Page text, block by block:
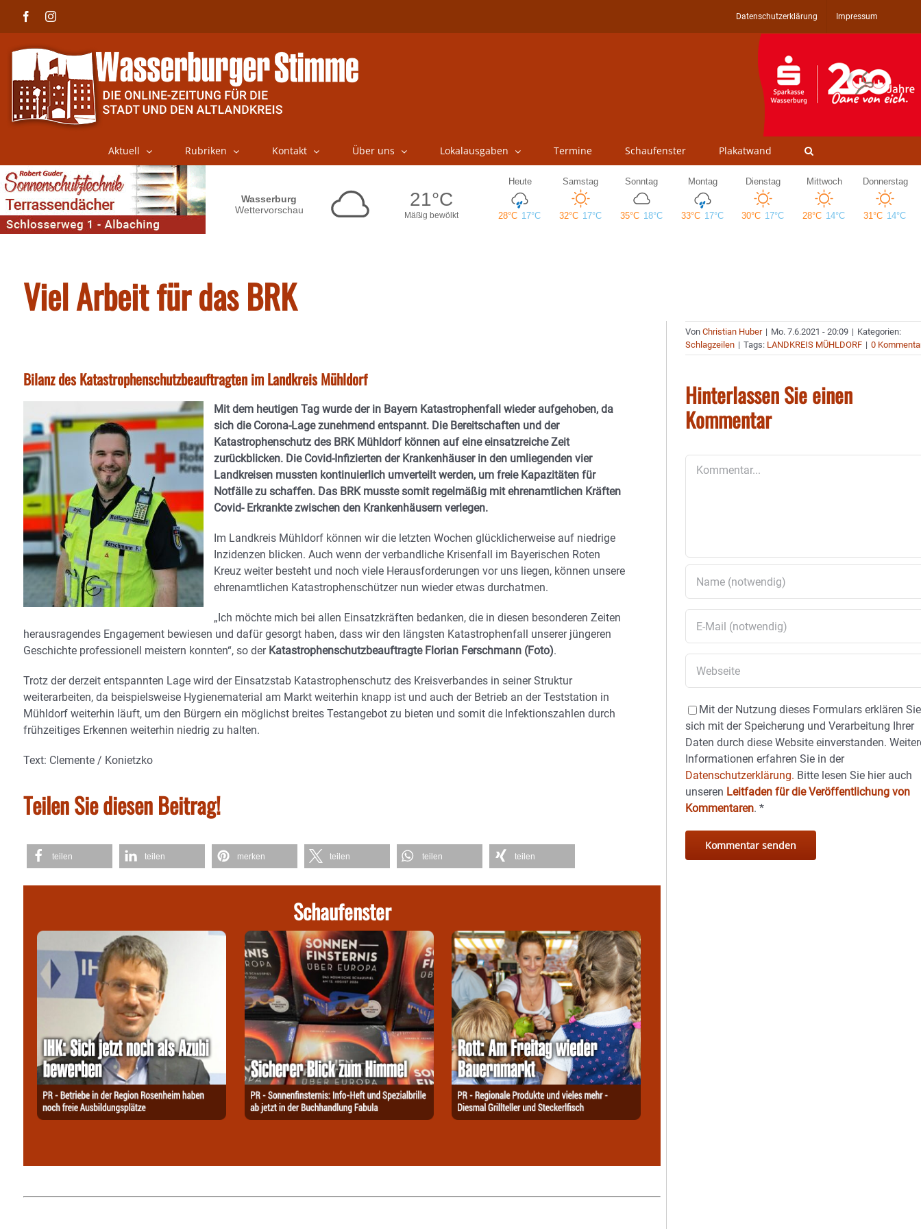
FacebookInstagram Datenschutzerklärung Impressum
Aktuell Rubriken Kontakt Über uns Lokalausgaben Termine Schaufenster Plakatwand
Viel Arbeit für das BRK
Bilanz des Katastrophenschutzbeauftragten im Landkreis Mühldorf
Mit dem heutigen Tag wurde der in Bayern Katastrophenfall wieder aufgehoben, da
sich die Corona-Lage zunehmend entspannt. Die Bereitschaften und der
Katastrophenschutz des BRK Mühldorf können auf eine einsatzreiche Zeit
zurückblicken. Die Covid-Infizierten der Krankenhäuser in den umliegenden vier
Landkreisen mussten kontinuierlich umverteilt werden, um freie Kapazitäten für
Notfälle zu schaffen. Das BRK musste somit regelmäßig mit ehrenamtlichen Kräften
Covid- Erkrankte zwischen den Krankenhäusern verlegen.
Im Landkreis Mühldorf können wir die letzten Wochen glücklicherweise auf niedrige
Inzidenzen blicken. Auch wenn der verbandliche Krisenfall im Bayerischen Roten
Kreuz weiter besteht und noch viele Herausforderungen vor uns liegen, können unsere
ehrenamtlichen Katastrophenschützer nun wieder etwas durchatmen.
„Ich möchte mich bei allen Einsatzkräften bedanken, die in diesen besonderen Zeiten
herausragendes Engagement bewiesen und dafür gesorgt haben, dass wir den längsten Katastrophenfall unserer jüngeren
Geschichte professionell meistern konnten“, so der Katastrophenschutzbeauftragte Florian Ferschmann (Foto).
Trotz der derzeit entspannten Lage wird der Einsatzstab Katastrophenschutz des Kreisverbandes in seiner Struktur
weiterarbeiten, da beispielsweise Hygienematerial am Markt weiterhin knapp ist und auch der Betrieb an der Teststation in
Mühldorf weiterhin läuft, um den Bürgern ein möglichst breites Testangebot zu bieten und somit die Infektionszahlen durch
frühzeitiges Erkennen weiterhin niedrig zu halten.
Text: Clemente / Konietzko
Teilen Sie diesen Beitrag!
teilen teilen merken teilen teilen teilen
Schaufenster
VonChristian Huber | Mo. 7.6.2021 - 20:09 | Kategorien:
Schlagzeilen | Tags: LANDKREIS MÜHLDORF | 0
Hinterlassen Sie einen
Kommentar
Mit der Nutzung dieses Formulars erklären Sie
sich mit der Speicherung und Verarbeitung Ihrer
Daten durch diese Website einverstanden.
Informationen erfahren Sie in der
Datenschutzerklärung. Bitte lesen Sie hier auch
unseren Leitfaden für die Veröffentlichung von
Kommentaren.*